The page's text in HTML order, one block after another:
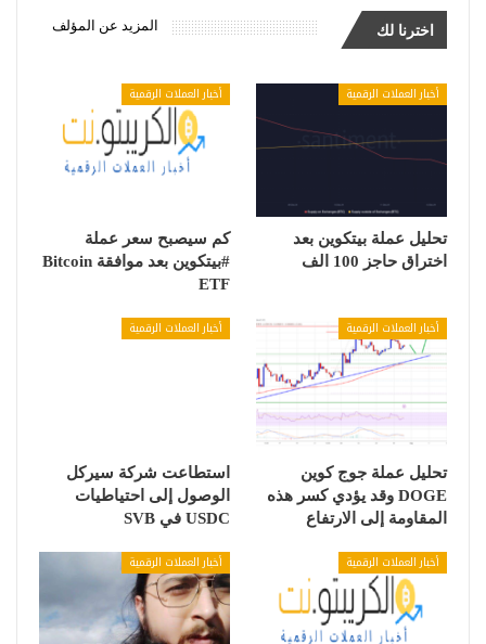
اخترنا لك المزيد عن المؤلف
أخبار العملات الرقمية
تحليل عملة بيتكوين بعد
اختراق حاجز 100 الف
أخبار العملات الرقمية
كم سيصبح سعر عملة
#بيتكوين بعد موافقة Bitcoin
ETF
أخبار العملات الرقمية
تحليل عملة جوج كوين
DOGE وقد يؤدي كسر هذه
المقاومة إلى الارتفاع
أخبار العملات الرقمية
استطاعت شركة سيركل
الوصول إلى احتياطيات
USDC في SVB
أخبار العملات الرقمية أخبار العملات الرقمية